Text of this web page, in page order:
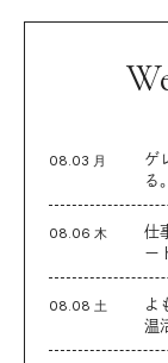
08.03 月
ゲ
る。
08.06 木
仕
ー
08.08 土
よ
温